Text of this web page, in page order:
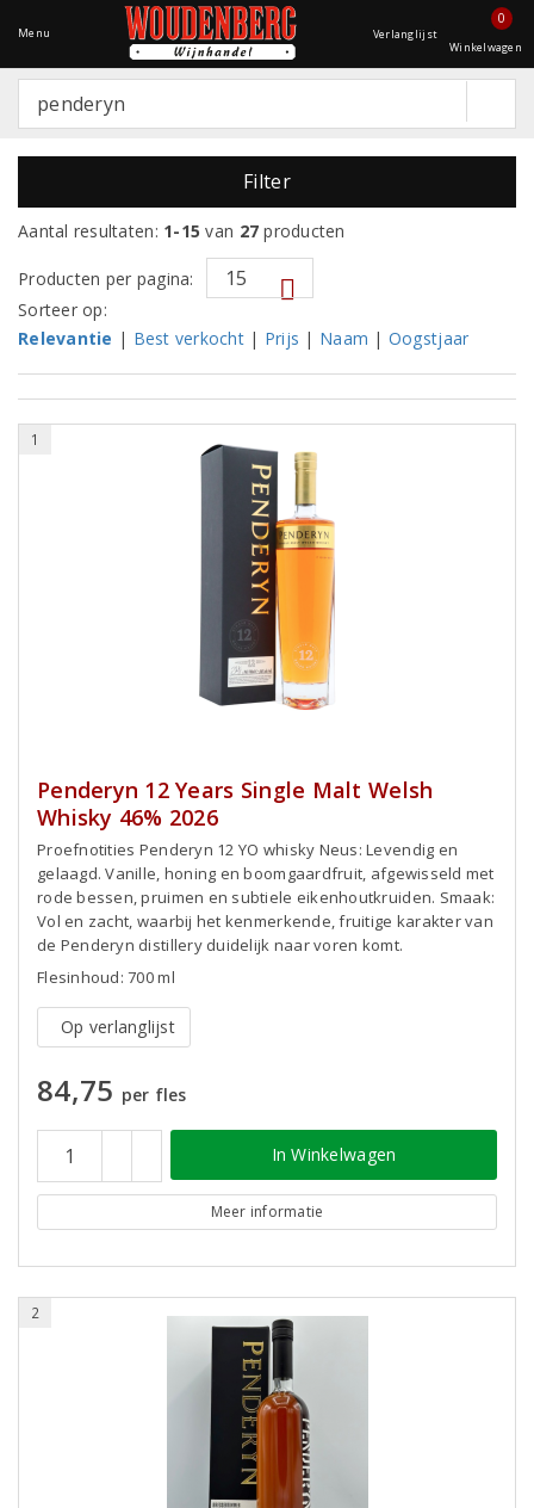
Menu Verlanglijst
0
Winkelwagen
Filter
Aantal resultaten: 1-15 van 27 producten
Producten per pagina:
Sorteer op:
Relevantie | Best verkocht | Prijs | Naam | Oogstjaar
1
Penderyn 12 Years Single Malt Welsh
Whisky 46% 2026
Proefnotities Penderyn 12 YO whisky Neus: Levendig en
gelaagd. Vanille, honing en boomgaardfruit, afgewisseld met
rode bessen, pruimen en subtiele eikenhoutkruiden. Smaak:
Vol en zacht, waarbij het kenmerkende, fruitige karakter van
de Penderyn distillery duidelijk naar voren komt.
Flesinhoud: 700 ml
Op verlanglijst
84,75 per fles
In Winkelwagen
Meer informatie
2